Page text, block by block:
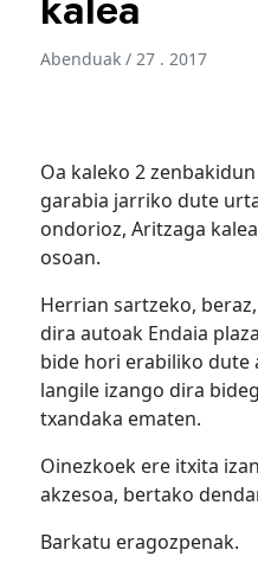
Abenduak / 27 . 2017
Oa kaleko 2
garabia jarriko dute
ondorioz, Aritzaga
osoan.
Herrian sartzeko,
dira autoak Endaia
bide hori erabiliko dute
langile izango dira
txandaka ematen.
Oinezkoek ere itxita
akzesoa, bertako
Barkatu eragozpenak.